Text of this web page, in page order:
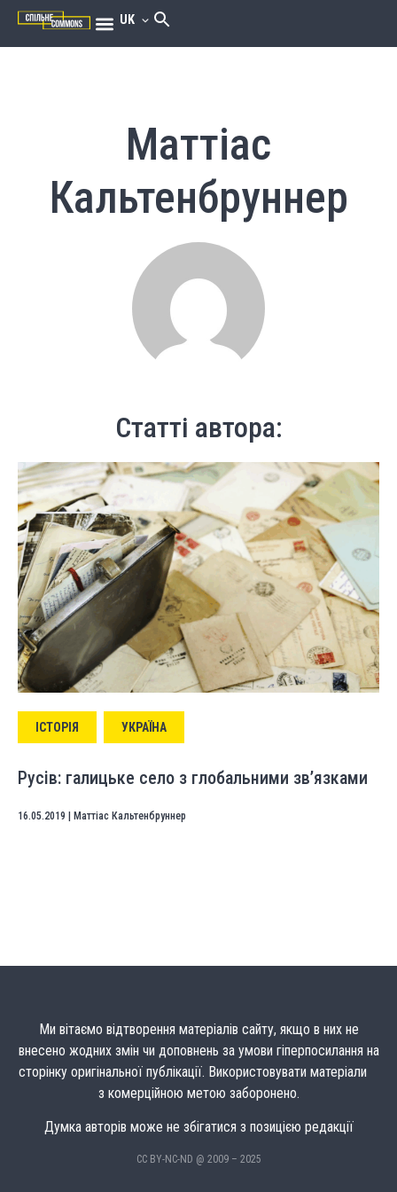
UK
Маттіас
Кальтенбруннер
Статті автора:
ІСТОРІЯ УКРАЇНА
Русів: галицьке село з глобальними зв’язками
16.05.2019 Маттіас Кальтенбруннер
Ми вітаємо відтворення матеріалів сайту, якщо в них не
внесено жодних змін чи доповнень за умови гіперпосилання на
сторінку оригінальної публікації. Використовувати матеріали
з комерційною метою заборонено.
Думка авторів може не збігатися з позицією редакції
CC BY-NC-ND @ 2009 – 2025